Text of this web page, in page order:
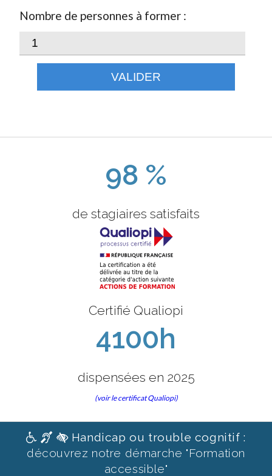
Nombre de personnes à former :
VALIDER
98 %
de stagiaires satisfaits
Certifié Qualiopi
4100h
dispensées en 2025
(voir le certificat Qualiopi)
Handicap ou trouble cognitif :
découvrez notre démarche "Formation
accessible"